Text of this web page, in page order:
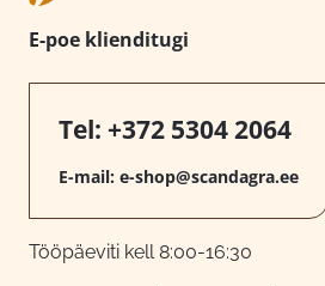
E-poe klienditugi
Tel: +372 5304 2064
E-mail: e-shop@scandagra.ee
Tööpäeviti kell 8:00-16:30